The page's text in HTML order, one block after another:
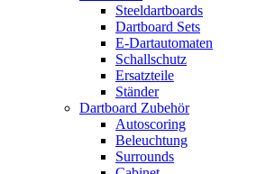
Steeldartboards
Dartboard Sets
E-Dartautomaten
Schallschutz
Ersatzteile
Ständer
Dartboard Zubehör
Autoscoring
Beleuchtung
Surrounds